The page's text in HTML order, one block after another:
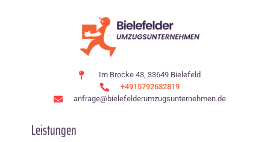
Im Brocke 43, 33649 Bielefeld
+4915792632819
anfrage@bielefelderumzugsunternehmen.de
Leistungen